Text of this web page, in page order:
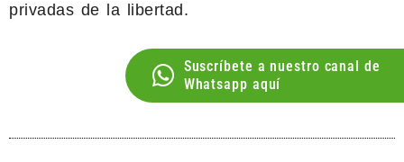
privadas de la libertad.
Suscríbete a nuestro canal de
Whatsapp aquí